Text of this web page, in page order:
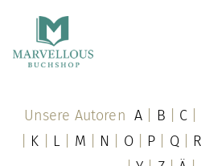
Unsere AutorenA B C
K L M N O| P Q| R